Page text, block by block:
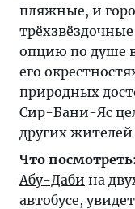
пляжные, и
опцию по душе
его
природных
Сир-Бани-Яс
других
Что посмотреть:
Абу-Даби на
автобусе,